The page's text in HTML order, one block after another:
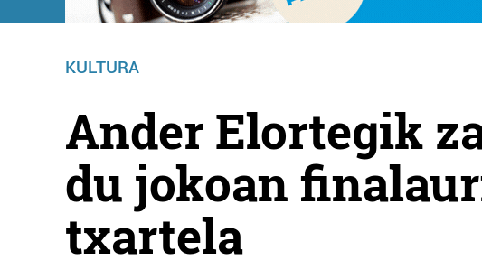
KULTURA
Ander Elortegik
du jokoan
txartela